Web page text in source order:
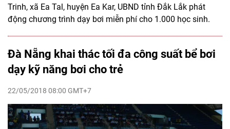
Trinh, xã Ea Tal, huyện Ea Kar, UBND tỉnh Đắk Lắk phát
động chương trình dạy bơi miễn phí cho 1.000 học sinh.
Đà Nẵng khai thác tối đa công suất bể bơi
dạy kỹ năng bơi cho trẻ
22/05/2018 08:00 GMT+7